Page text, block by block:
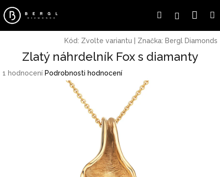
na
obsah
HledatPřihlášení
Kód: Zvolte variantu Značka: Bergl Diamonds
Zlatý náhrdelník Fox s diamanty
Průměrné
1 hodnocení Podrobnosti hodnocení